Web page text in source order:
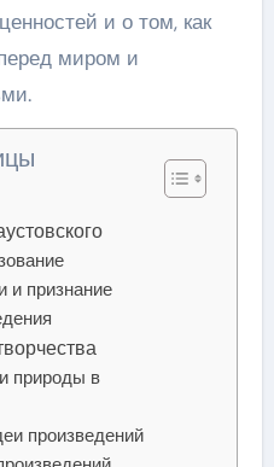
и о том, как
миром и
и признание
природы в
произведений